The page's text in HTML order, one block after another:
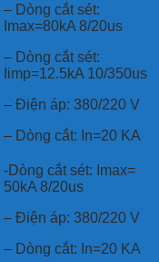
– Dòng cắt sét:
Imax=80kA 8/20us
– Dòng cắt sét:
Iimp=12.5kA 10/350us
– Điện áp: 380/220 V
– Dòng cắt: In=20 KA
-Dòng cắt sét: Imax=
50kA 8/20us
– Điện áp: 380/220 V
– Dòng cắt: In=20 KA